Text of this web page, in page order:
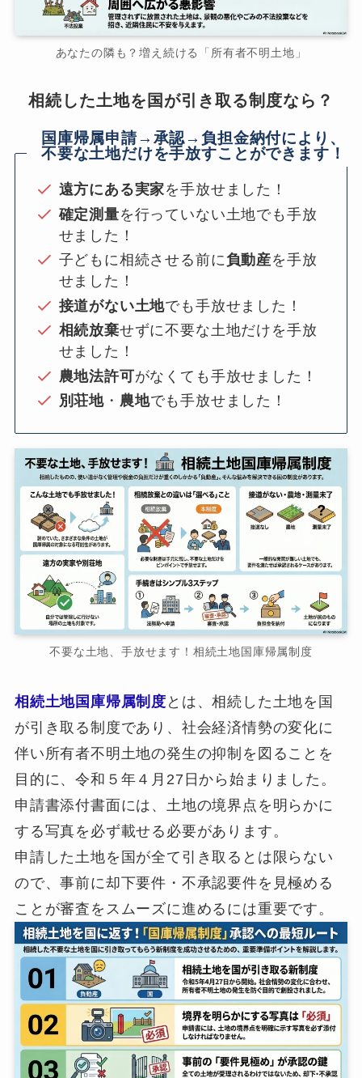
あなたの隣も？増え続ける「所有者不明土地」
相続した土地を国が引き取る制度なら？
国庫帰属申請→承認→負担金納付により、
不要な土地だけを手放すことができます！
遠方にある実家を手放せました！
確定測量を行っていない土地でも手放
せました！
子どもに相続させる前に負動産を手放
せました！
接道がない土地でも手放せました！
相続放棄せずに不要な土地だけを手放
せました！
農地法許可がなくても手放せました！
別荘地 ・ 農地でも手放せました！
不要な土地、手放せます！相続土地国庫帰属制度
相続土地国庫帰属制度 とは、相続した土地を国
が引き取る制度であり、社会経済情勢の変化に
伴い所有者不明土地の発生の抑制を図ることを
目的に、令和５年４月27日から始まりました。
申請書添付書面には、土地の境界点を明らかに
する写真を必ず載せる必要があります。
申請した土地を国が全て引き取るとは限らない
ので、事前に却下要件・不承認要件を見極める
ことが審査をスムーズに進めるには重要です。